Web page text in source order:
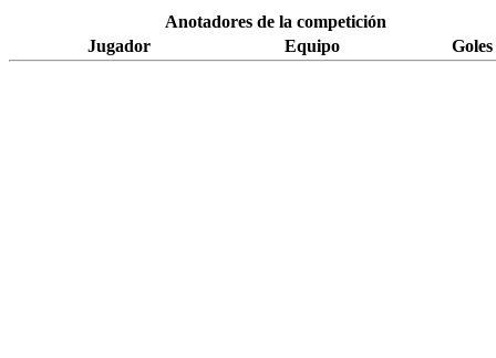
Anotadores de la competición
Jugador
Equipo Goles